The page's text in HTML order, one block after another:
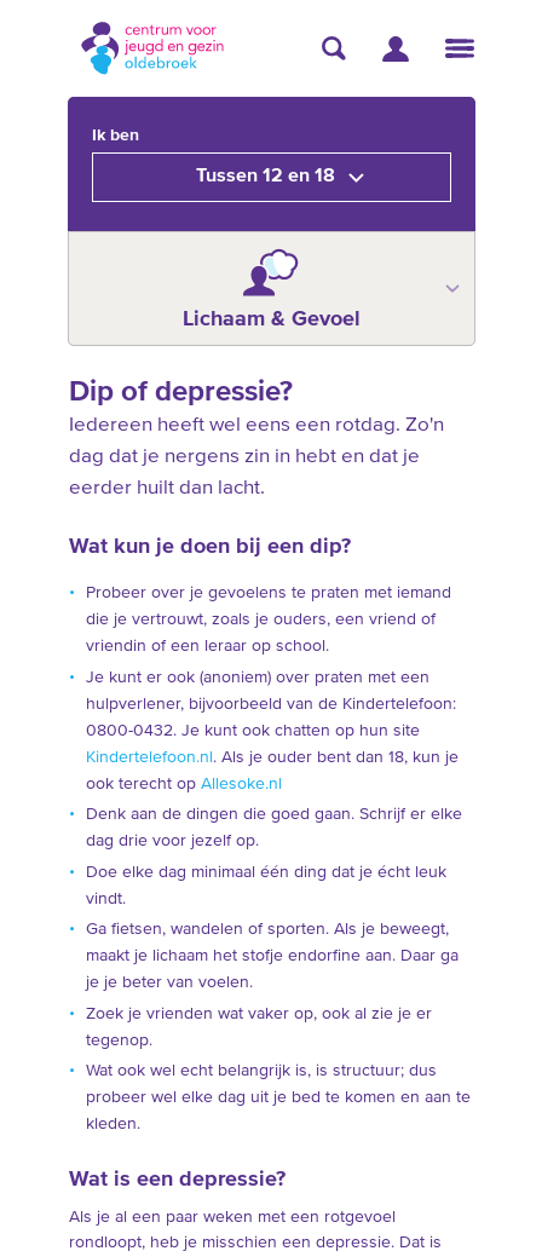
Ik ben
Tussen 12 en 18
Lichaam & Gevoel
Dip of depressie?
Iedereen heeft wel eens een rotdag. Zo'n
dag dat je nergens zin in hebt en dat je
eerder huilt dan lacht.
Wat kun je doen bij een dip?
Probeer over je gevoelens te praten met iemand
die je vertrouwt, zoals je ouders, een vriend of
vriendin of een leraar op school.
Je kunt er ook (anoniem) over praten met een
hulpverlener, bijvoorbeeld van de Kindertelefoon:
0800-0432. Je kunt ook chatten op hun site
Kindertelefoon.nl. Als je ouder bent dan 18, kun je
ook terecht op Allesoke.nl
Denk aan de dingen die goed gaan. Schrijf er elke
dag drie voor jezelf op.
Doe elke dag minimaal één ding dat je écht leuk
vindt.
Ga fietsen, wandelen of sporten. Als je beweegt,
maakt je lichaam het stofje endorfine aan. Daar ga
je je beter van voelen.
Zoek je vrienden wat vaker op, ook al zie je er
tegenop.
Wat ook wel echt belangrijk is, is structuur; dus
probeer wel elke dag uit je bed te komen en aan te
kleden.
Wat is een depressie?
Als je al een paar weken met een rotgevoel
rondloopt, heb je misschien een depressie. Dat is